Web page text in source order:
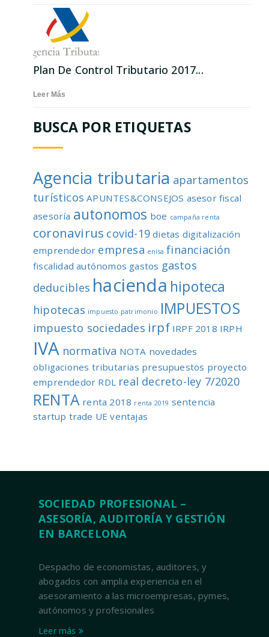
Plan De Control Tributario 2017...
Leer Más
BUSCA POR ETIQUETAS
Agencia tributaria apartamentos
turísticos APUNTES&CONSEJOS asesor fiscal
asesoría autonomos boe campaña renta
coronavirus covid-19 dietas digitalización
emprendedor empresa enisa financiación
fiscalidad autónomos gastos gastos
deducibles hacienda hipoteca
hipotecas impuesto patrimonio IMPUESTOS
impuesto sociedades irpf IRPF 2018 IRPH
IVA normativa NOTA novedades
obligaciones tributarias presupuestos proyecto
emprendedor RDL real decreto-ley 7/2020
RENTA renta 2018 renta 2019 sentencia
startup trade UE ventajas
SOCIEDAD PROFESIONAL –
ASESORÍA, AUDITORÍA Y GESTIÓN
EN BARCELONA
Despacho de economistas, auditores, y
abogados con amplia experiencia en el
asesoramiento a las microempresas, pymes,
autónomos y profesionales
Leer más